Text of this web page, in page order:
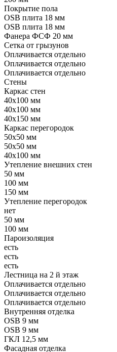
Покрытие пола
OSB плита 18 мм
OSB плита 18 мм
Фанера ФСФ 20 мм
Сетка от грызунов
Оплачивается отдельно
Оплачивается отдельно
Оплачивается отдельно
Стены
Каркас стен
40x100 мм
40x100 мм
40x150 мм
Каркас перегородок
50x50 мм
50x50 мм
40x100 мм
Утепление внешних стен
50 мм
100 мм
150 мм
Утепление перегородок
нет
50 мм
100 мм
Пароизоляция
есть
есть
есть
Лестница на 2 й этаж
Оплачивается отдельно
Оплачивается отдельно
Оплачивается отдельно
Внутренняя отделка
OSB 9 мм
OSB 9 мм
ГКЛ 12,5 мм
Фасадная отделка